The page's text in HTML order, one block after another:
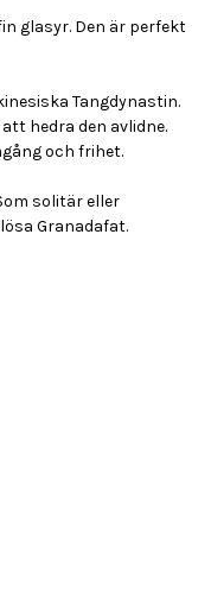
glasyr. Den är perfekt
Tangdynastin.
hedra den avlidne.
och frihet.
solitär eller
Granadafat.